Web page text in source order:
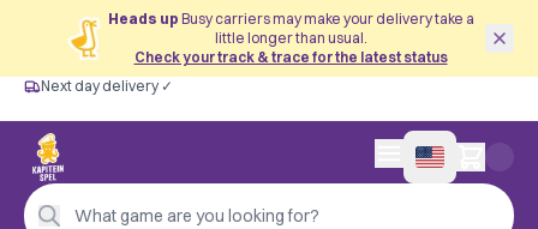
Heads up Busy carriers may make your delivery take a
little longer than usual.
Check your track & trace for the latest status
Free from €60
Next day delivery ✓
Personal advice
4,9/5 —
Next day delivery ✓
What game are you looking for?
0 items in cart